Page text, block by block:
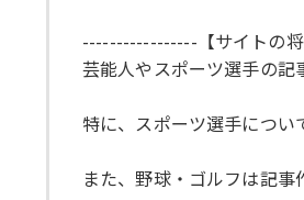
-----------------【サイトの将
芸能人やスポーツ選手の記
特に、スポーツ選手につい
また、野球・ゴルフは記事